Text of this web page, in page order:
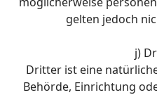
gelten jedoch
j)
Dritter ist eine
Behörde, Einrichtung